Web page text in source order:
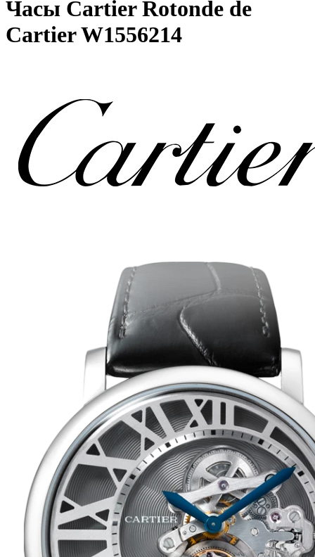
Часы Cartier Rotonde de
Cartier W1556214